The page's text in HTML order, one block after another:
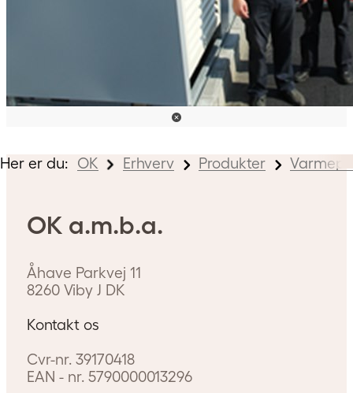
Her er du: OK Erhverv Produkter
OK a.m.b.a.
Åhave Parkvej 11
8260 Viby J DK
Kontakt os
Cvr-nr. 39170418
EAN - nr.5790000013296